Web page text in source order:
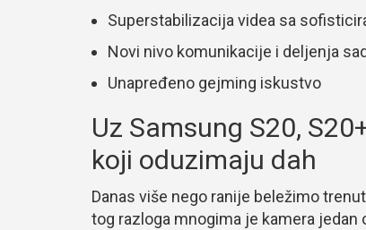
Superstabilizacija videa sa
Novi nivo komunikacije i deljenja
Unapređeno gejming iskustvo
Uz Samsung S20,
koji oduzimaju dah
Danas više nego ranije beležimo
tog razloga mnogima je kamera